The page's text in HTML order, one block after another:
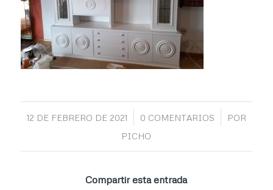
12 DE FEBRERO DE 2021
/ 0 COMENTARIOS
/
POR
PICHO
Compartir esta entrada